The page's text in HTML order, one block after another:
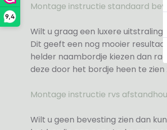
9,4
Montage instructie standaard
Wilt u graag een luxere uitstraling
Dit geeft een nog mooier
helder naambordje kiezen dan
deze door het bordje heen te zien
Montage instructie rvs
Wilt u geen bevesting zien dan